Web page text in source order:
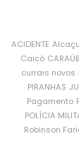
ACIDENTE
Caicó
currais novos
PIRANHAS
Pagamento
POLÍCIA
Robinson